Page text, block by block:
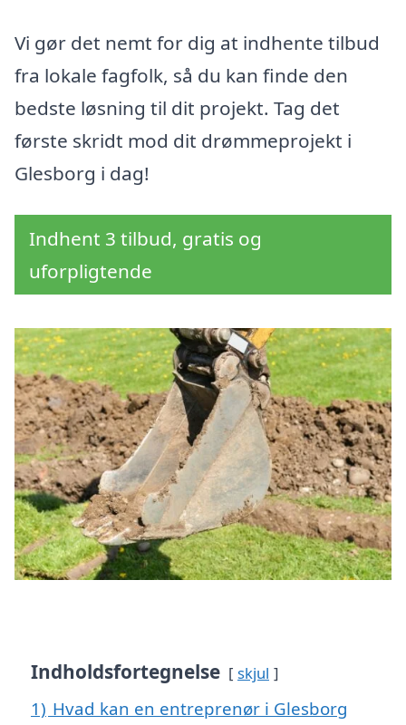
Vi gør det nemt for dig at indhente tilbud
fra lokale fagfolk, så du kan finde den
bedste løsning til dit projekt. Tag det
første skridt mod dit drømmeprojekt i
Glesborg i dag!
Indhent 3 tilbud, gratis og
uforpligtende
Indholdsfortegnelse skjul
1) Hvad kan en entreprenør i Glesborg